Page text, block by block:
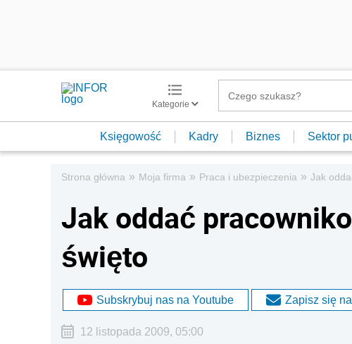
Kategorie
Księgowość Kadry Biznes Sektor
Strona główna » Moja firma » Praca i ubezpieczenia » Jak
Jak oddać
święto
Subskrybuj nas na Youtube Zapisz się
12 listopada 2009, 05:00